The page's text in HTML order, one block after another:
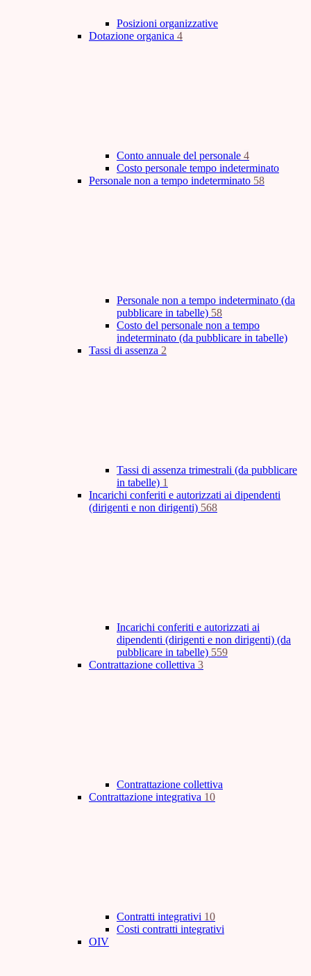
Posizioni organizzative
Dotazione organica 4
Conto annuale del personale 4
Costo personale tempo indeterminato
Personale non a tempo indeterminato 58
Personale non a tempo indeterminato (da
pubblicare in tabelle) 58
Costo del personale non a tempo
indeterminato (da pubblicare in tabelle)
Tassi di assenza 2
Tassi di assenza trimestrali (da pubblicare
in tabelle) 1
Incarichi conferiti e autorizzati ai dipendenti
(dirigenti e non dirigenti) 568
Incarichi conferiti e autorizzati ai
dipendenti (dirigenti e non dirigenti) (da
pubblicare in tabelle) 559
Contrattazione collettiva 3
Contrattazione collettiva
Contrattazione integrativa 10
Contratti integrativi 10
Costi contratti integrativi
OIV